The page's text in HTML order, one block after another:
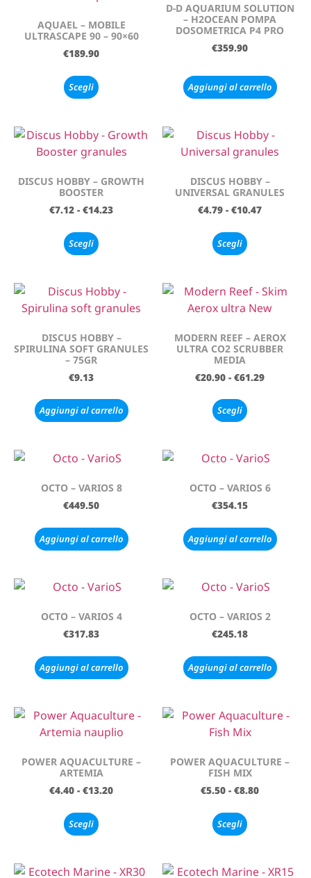
AQUAEL – MOBILE
ULTRASCAPE 90 – 90×60
€189.90
Scegli
D-D AQUARIUM SOLUTION
– H2OCEAN POMPA
DOSOMETRICA P4 PRO
€359.90
Aggiungi al carrello
DISCUS HOBBY – GROWTH
BOOSTER
€7.12 - €14.23
Scegli
DISCUS HOBBY –
UNIVERSAL GRANULES
€4.79 - €10.47
Scegli
DISCUS HOBBY –
SPIRULINA SOFT GRANULES
– 75GR
€9.13
Aggiungi al carrello
MODERN REEF – AEROX
ULTRA CO2 SCRUBBER
MEDIA
€20.90 - €61.29
Scegli
OCTO – VARIOS 8
€449.50
Aggiungi al carrello
OCTO – VARIOS 6
€354.15
Aggiungi al carrello
OCTO – VARIOS 4
€317.83
Aggiungi al carrello
OCTO – VARIOS 2
€245.18
Aggiungi al carrello
POWER AQUACULTURE –
ARTEMIA
€4.40 - €13.20
Scegli
POWER AQUACULTURE –
FISH MIX
€5.50 - €8.80
Scegli